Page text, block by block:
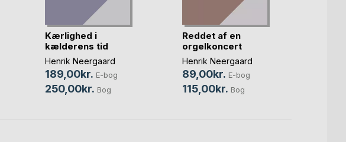
Kærlighed i
kælderens tid
Henrik Neergaard
189,00kr. E-bog
250,00kr. Bog
Reddet af en
orgelkoncert
Henrik Neergaard
89,00kr. E-bog
115,00kr. Bog